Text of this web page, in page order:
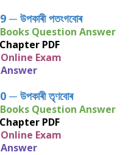
─ উপকাৰী পতংগবোৰ
Question Answer
PDF
Exam
─ উপকাৰী তৃণবোৰ
Question Answer
PDF
Exam